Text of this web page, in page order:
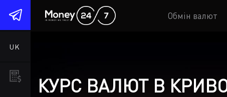
UK
Обмін валют
КУРС ВАЛЮТ В